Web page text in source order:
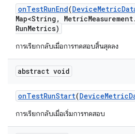
onTestRunEnd(DeviceMetric
Map<String , MetricMeasurement.
RunMetrics)
การเรียกกลับเมื่อการทดสอบสิ้นสุดลง
abstract void
onTestRunStart(DeviceMetric
การเรียกกลับเมื่อเริ่มการทดสอบ